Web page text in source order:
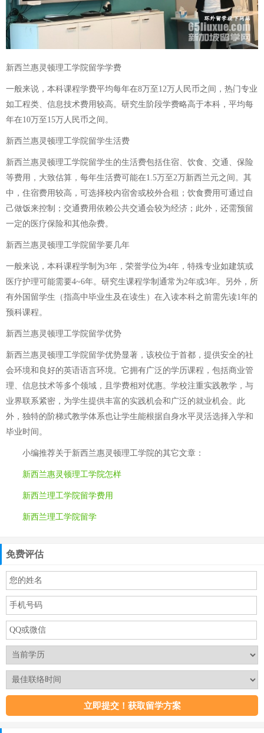
新西兰惠灵顿理工学院留学学费
一般来说，本科课程学费平均每年在8万至12万人民币之间，热门专业
如工程类、信息技术费用较高。研究生阶段学费略高于本科，平均每
年在10万至15万人民币之间。
新西兰惠灵顿理工学院留学生活费
新西兰惠灵顿理工学院留学生的生活费包括住宿、饮食、交通、保险
等费用，大致估算，每年生活费可能在1.5万至2万新西兰元之间。其
中，住宿费用较高，可选择校内宿舍或校外合租；饮食费用可通过自
己做饭来控制；交通费用依赖公共交通会较为经济；此外，还需预留
一定的医疗保险和其他杂费。
新西兰惠灵顿理工学院留学要几年
一般来说，本科课程学制为3年，荣誉学位为4年，特殊专业如建筑或
医疗护理可能需要4~6年。研究生课程学制通常为2年或3年。另外，所
有外国留学生（指高中毕业生及在读生）在入读本科之前需先读1年的
预科课程。
新西兰惠灵顿理工学院留学优势
新西兰惠灵顿理工学院留学优势显著，该校位于首都，提供安全的社
会环境和良好的英语语言环境。它拥有广泛的学历课程，包括商业管
理、信息技术等多个领域，且学费相对优惠。学校注重实践教学，与
业界联系紧密，为学生提供丰富的实践机会和广泛的就业机会。此
外，独特的阶梯式教学体系也让学生能根据自身水平灵活选择入学和
毕业时间。
小编推荐关于新西兰惠灵顿理工学院的其它文章：
新西兰惠灵顿理工学院怎样
新西兰理工学院留学费用
新西兰理工学院留学
免费评估